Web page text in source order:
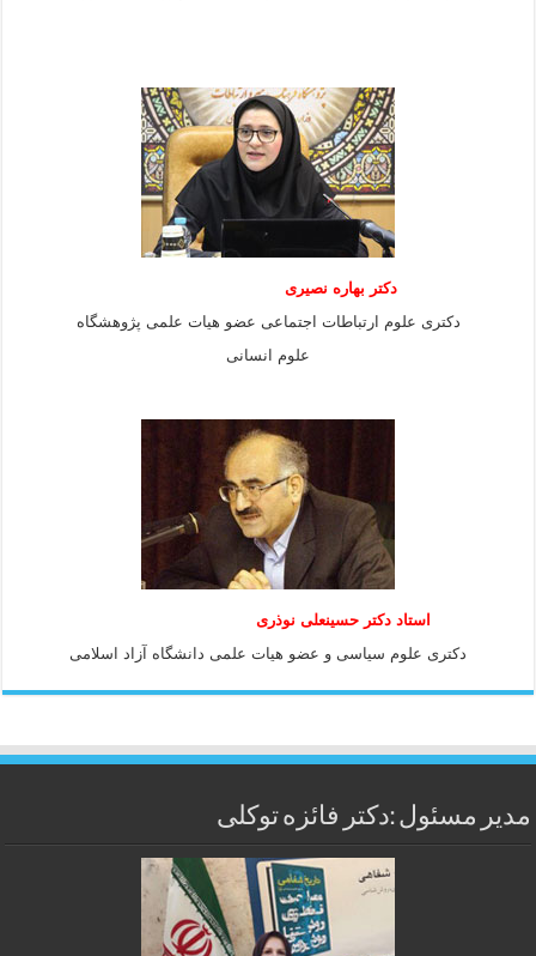
دکتر بهاره نصیری
دکتری علوم ارتباطات اجتماعی عضو هیات علمی پژوهشگاه
علوم انسانی
استاد دكتر حسينعلی نوذری
دكتری علوم سياسی و عضو هيات علمی دانشگاه آزاد اسلامی
مدیر مسئول :دکتر فائزه توکلی